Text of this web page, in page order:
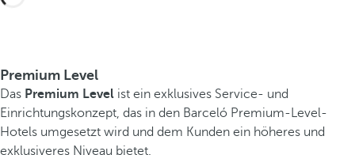
Premium Level
Das Premium Level ist ein exklusives Service- und
Einrichtungskonzept, das in den Barceló Premium-Level-
Hotels umgesetzt wird und dem Kunden ein höheres und
exklusiveres Niveau bietet.
e
b
n
i